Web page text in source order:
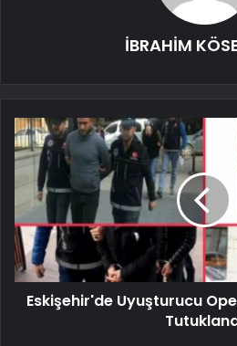
İBRAHİM
Eskişehir'de Uyuşturucu